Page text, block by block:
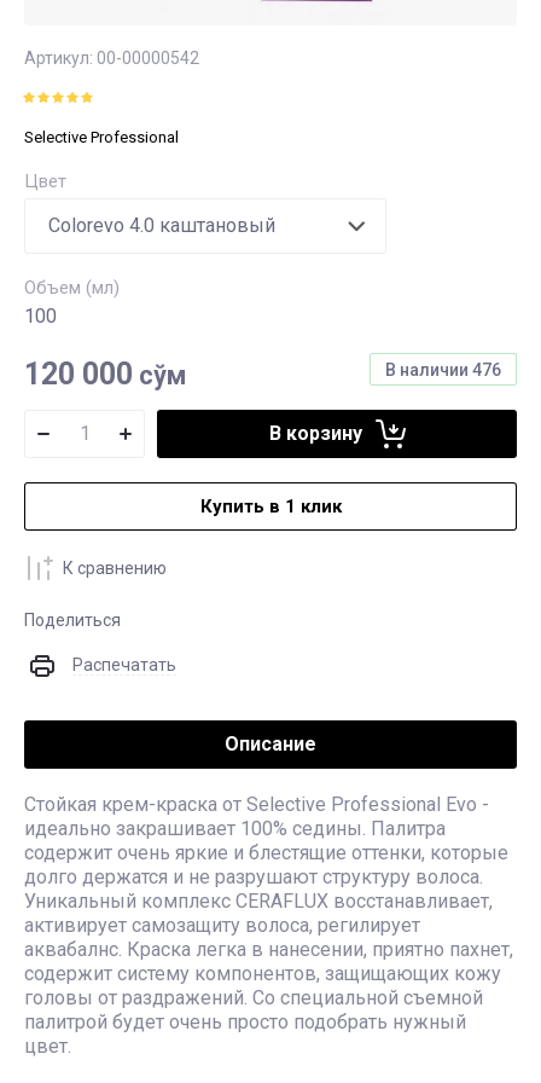
Артикул: 00-00000542
Selective Professional
Цвет
Объем (мл)
100
В наличии 476
120 000 сўм
В корзину
Купить в 1 клик
К сравнению
Поделиться
Распечатать
Описание
Стойкая крем-краска от Selective Professional Evo -
идеально закрашивает 100% седины. Палитра
содержит очень яркие и блестящие оттенки, которые
долго держатся и не разрушают структуру волоса.
Уникальный комплекс CERAFLUX восстанавливает,
активирует самозащиту волоса, регилирует
аквабалнс. Краска легка в нанесении, приятно пахнет,
содержит систему компонентов, защищающих кожу
головы от раздражений. Со специальной съемной
палитрой будет очень просто подобрать нужный
цвет.